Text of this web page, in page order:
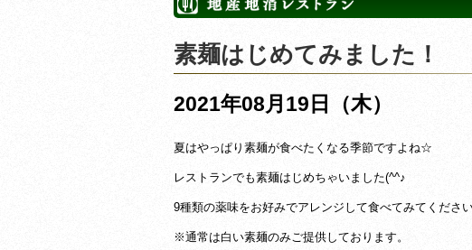
素麺はじめてみました！
2021年08月19日（木）
夏はやっぱり素麺が食べたくなる季節ですよね☆
レストランでも素麺はじめちゃいました(^^♪
9種類の薬味をお好みでアレンジして食べてみてくださ
※通常は白い素麺のみご提供しております。